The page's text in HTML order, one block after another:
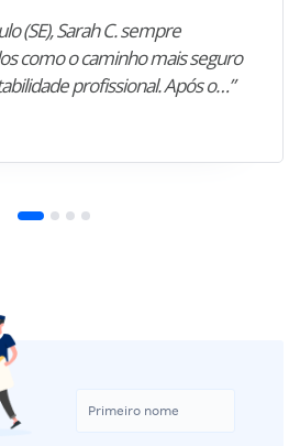
(SE), Sarah C. sempre
como o caminho mais seguro
profissional. Após o…”